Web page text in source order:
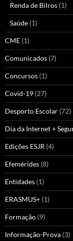
Renda de Bilros (1)
Saúde (1)
CME (1)
Comunicados (7)
Concursos (1)
Covid-19 (27)
Desporto Escolar (72)
Dia da Internet +
Edições ESJR (4)
Efemérides (8)
Entidades (1)
ERASMUS+ (1)
Formação (9)
Informação-Prova (3)